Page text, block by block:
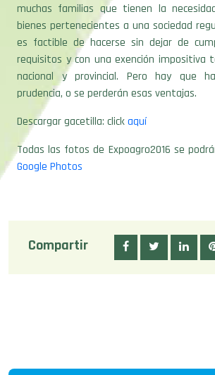
muchas familias que tienen la
bienes pertenecientes a una sociedad
es factible de hacerse sin dejar de
requisitos y con una exención impositiva
nacional y provincial. Pero hay que
prudencia, o se perderán esas ventajas.
Descargar gacetilla: clickaquí
Todas las fotos de Expoagro2016 se
Google Photos
Compartir